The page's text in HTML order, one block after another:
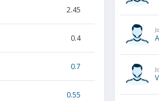
2.45
0.4
0.7
0.55